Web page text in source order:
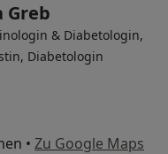
Greb
& Diabetologin,
Diabetologin
• Zu Google Maps